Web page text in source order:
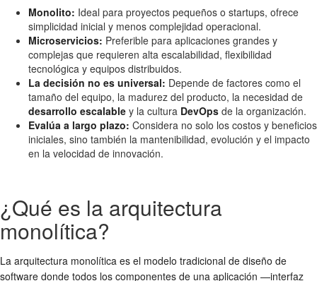
Monolito: Ideal para proyectos pequeños o startups, ofrece
simplicidad inicial y menos complejidad operacional.
Microservicios: Preferible para aplicaciones grandes y
complejas que requieren alta escalabilidad, flexibilidad
tecnológica y equipos distribuidos.
La decisión no es universal: Depende de factores como el
tamaño del equipo, la madurez del producto, la necesidad de
desarrollo escalable y la cultura DevOps de la organización.
Evalúa a largo plazo: Considera no solo los costos y beneficios
iniciales, sino también la mantenibilidad, evolución y el impacto
en la velocidad de innovación.
¿Qué es la arquitectura
monolítica?
La arquitectura monolítica es el modelo tradicional de diseño de
software donde todos los componentes de una aplicación —interfaz